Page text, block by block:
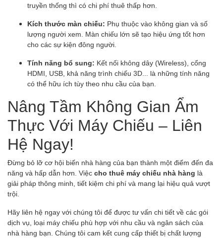
truyền thống thì có chi phí thuê thấp hơn.
Kích thước màn chiếu: Phụ thuộc vào không gian và số
lượng người xem. Màn chiếu lớn sẽ tạo hiệu ứng tốt hơn
cho các sự kiện đông người.
Tính năng bổ sung: Kết nối không dây (Wireless), cổng
HDMI, USB, khả năng trình chiếu 3D... là những tính năng
có thể hữu ích tùy theo nhu cầu của bạn.
Nâng Tầm Không Gian Ẩm
Thực Với Máy Chiếu – Liên
Hệ Ngay!
Đừng bỏ lỡ cơ hội biến nhà hàng của bạn thành một điểm đến đa
năng và hấp dẫn hơn. Việc cho thuê máy chiếu nhà hàng là
giải pháp thông minh, tiết kiệm chi phí và mang lại hiệu quả vượt
trội.
Hãy liên hệ ngay với chúng tôi để được tư vấn chi tiết về các gói
dịch vụ, loại máy chiếu phù hợp với nhu cầu và ngân sách của
nhà hàng bạn. Chúng tôi cam kết cung cấp thiết bị chất lượng